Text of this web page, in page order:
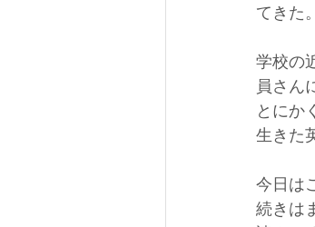
てきた。
学校の
員さん
とにか
生きた
今日は
続きは